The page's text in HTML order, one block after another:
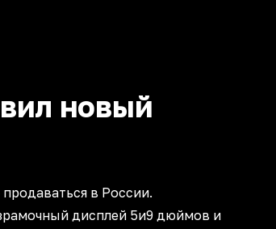
новый
в России.
дисплей 5и9 дюймов и